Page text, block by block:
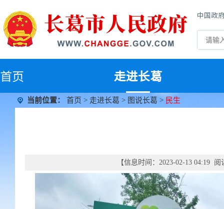
中国政
首页 走进长葛
当前位置： 首页 > 走进长葛 > 图说长葛 > 民生
【信息时间：2023-02-13 04:19